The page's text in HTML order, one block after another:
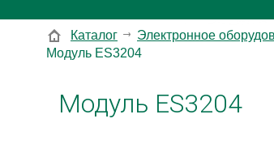
Каталог Электронное
Модуль ES3204
Модуль ES3204